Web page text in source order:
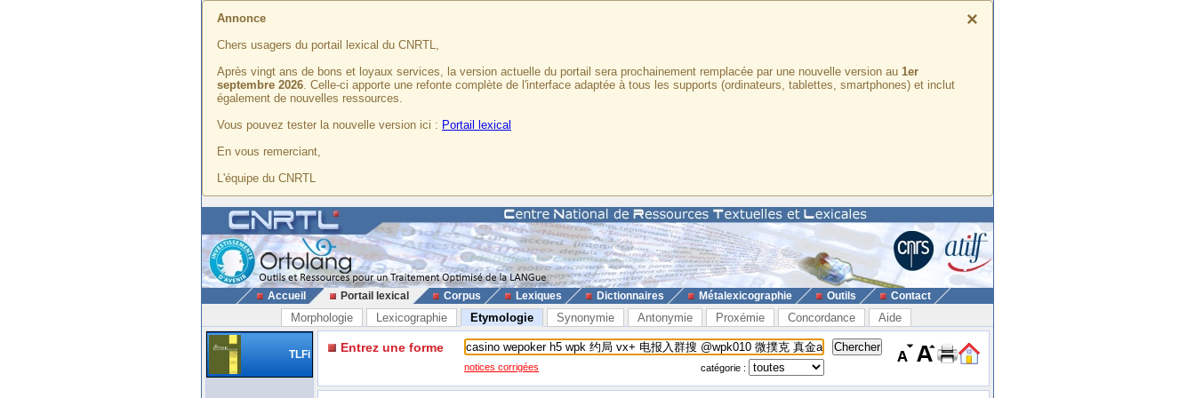
×
Annonce
Chers usagers du portail lexical du CNRTL,
Après vingt ans de bons et loyaux services, la version actuelle du portail sera prochainement remplacée par une nouvelle version au 1er
septembre 2026. Celle-ci apporte une refonte complète de l'interface adaptée à tous les supports (ordinateurs, tablettes, smartphones) et inclut
également de nouvelles ressources.
Vous pouvez tester la nouvelle version ici : Portail lexical
En vous remerciant,
L'équipe du CNRTL
Accueil Portail lexical Corpus Lexiques Dictionnaires Métalexicographie Outils Contact
Morphologie Lexicographie Etymologie Synonymie Antonymie Proxémie Concordance Aide
TLFi Entrez une forme
notices corrigées catégorie :